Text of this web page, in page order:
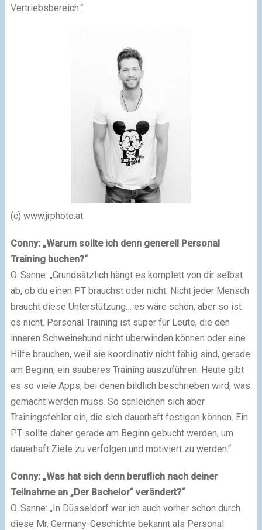
Vertriebsbereich.“
(c) www.jrphoto.at
Conny: „Warum sollte ich denn generell Personal
Training buchen?“
O. Sanne: „Grundsätzlich hängt es komplett von dir selbst
ab, ob du einen PT brauchst oder nicht. Nicht jeder Mensch
braucht diese Unterstützung… es wäre schön, aber so ist
es nicht. Personal Training ist super für Leute, die den
inneren Schweinehund nicht überwinden können oder eine
Hilfe brauchen, weil sie koordinativ nicht fähig sind, gerade
am Beginn, ein sauberes Training auszuführen. Heute gibt
es so viele Apps, bei denen bildlich beschrieben wird, was
gemacht werden muss. So schleichen sich aber
Trainingsfehler ein, die sich dauerhaft festigen können. Ein
PT sollte daher gerade am Beginn gebucht werden, um
dauerhaft Ziele zu verfolgen und motiviert zu werden.“
Conny: „Was hat sich denn beruflich nach deiner
Teilnahme an „Der Bachelor“ verändert?“
O. Sanne: „In Düsseldorf war ich auch vorher schon durch
diese Mr. Germany-Geschichte bekannt als Personal